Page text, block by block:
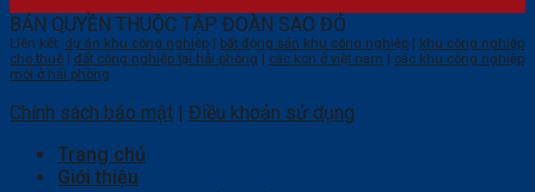
BẢN QUYỀN THUỘC TẬP ĐOÀN SAO ĐỎ
Liên kết: dự án khu công nghiệp | bất động sản khu công nghiệp | khu công nghiệp
cho thuê | đất công nghiệp tại hải phòng | các kcn ở việt nam | các khu công nghiệp
mới ở hải phòng
Chính sách bảo mật | Điều khoản sử dụng
Trang chủ
Giới thiệu